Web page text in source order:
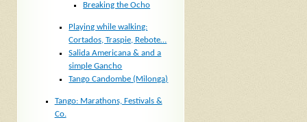
Breaking the Ocho
Playing while walking:
Cortados, Traspie, Rebote…
Salida Americana & and a
simple Gancho
Tango Candombe (Milonga)
Tango: Marathons, Festivals &
Co.